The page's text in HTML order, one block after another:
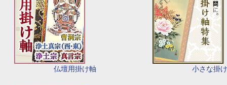
仏壇用掛け軸 小さな掛